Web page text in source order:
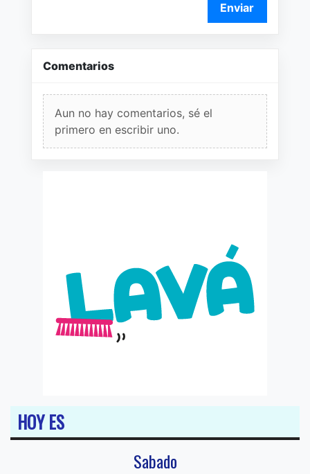
Enviar
Comentarios
Aun no hay comentarios, sé el
primero en escribir uno.
HOY ES
Sabado